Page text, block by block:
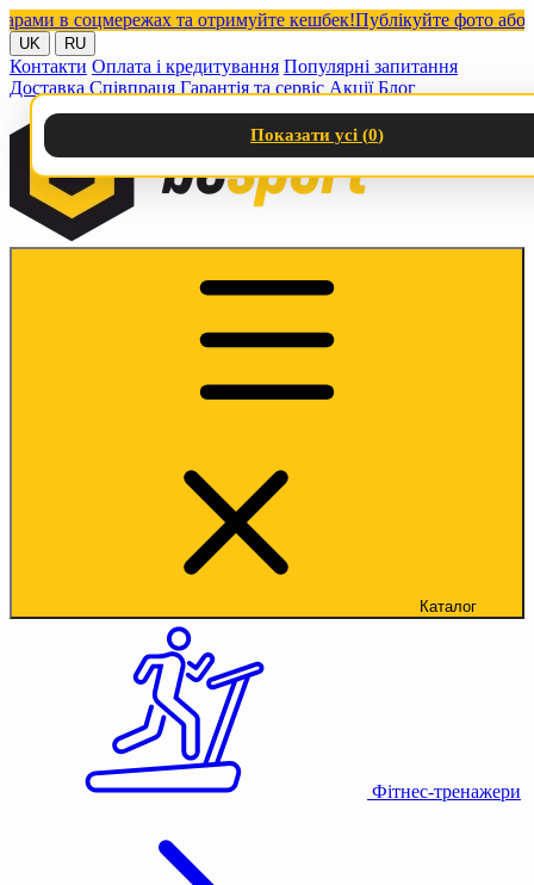
в соцмережах та отримуйте кешбек!Публікуйте фото або
UK RU
Контакти Оплата і кредитування Популярні запитання
Доставка Співпраця Гарантія та сервіс Акції Блог
Каталог
Фітнес-тренажери
Показати усі (0)